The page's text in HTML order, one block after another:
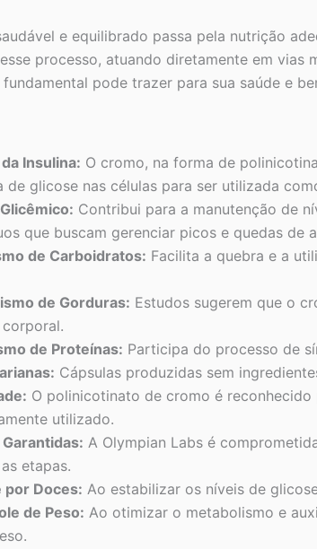
e equilibrado passa pela nutrição
processo, atuando diretamente em
pode trazer para sua saúde e
Insulina: O cromo, na forma de
glicose nas células para ser utilizada
Contribui para a manutenção de
que buscam gerenciar picos e quedas de
de Carboidratos: Facilita a quebra e a
de Gorduras: Estudos sugerem que o
de Proteínas: Participa do processo de
Cápsulas produzidas sem
O polinicotinato de cromo é
utilizado.
A Olympian Labs é
etapas.
por Doces: Ao estabilizar os níveis de
de Peso: Ao otimizar o metabolismo e